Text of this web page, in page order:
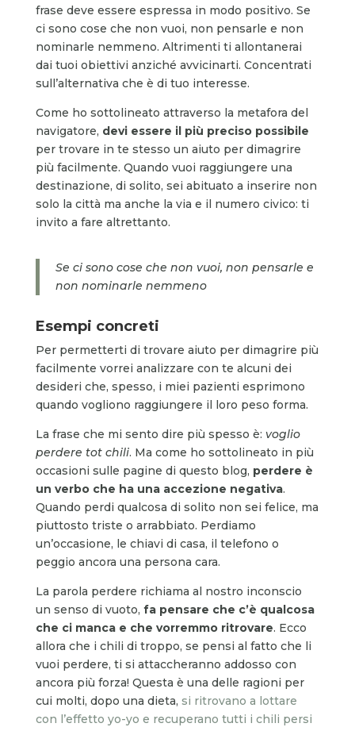
frase deve essere espressa in modo positivo. Se
ci sono cose che non vuoi, non pensarle e non
nominarle nemmeno. Altrimenti ti allontanerai
dai tuoi obiettivi anziché avvicinarti. Concentrati
sull’alternativa che è di tuo interesse.
Come ho sottolineato attraverso la metafora del
navigatore, devi essere il più preciso possibile
per trovare in te stesso un aiuto per dimagrire
più facilmente. Quando vuoi raggiungere una
destinazione, di solito, sei abituato a inserire non
solo la città ma anche la via e il numero civico: ti
invito a fare altrettanto.
Se ci sono cose che non vuoi, non pensarle e
non nominarle nemmeno
Esempi concreti
Per permetterti di trovare aiuto per dimagrire più
facilmente vorrei analizzare con te alcuni dei
desideri che, spesso, i miei pazienti esprimono
quando vogliono raggiungere il loro peso forma.
La frase che mi sento dire più spesso è: voglio
perdere tot chili. Ma come ho sottolineato in più
occasioni sulle pagine di questo blog, perdere è
un verbo che ha una accezione negativa.
Quando perdi qualcosa di solito non sei felice, ma
piuttosto triste o arrabbiato. Perdiamo
un’occasione, le chiavi di casa, il telefono o
peggio ancora una persona cara.
La parola perdere richiama al nostro inconscio
un senso di vuoto, fa pensare che c’è qualcosa
che ci manca e che vorremmo ritrovare. Ecco
allora che i chili di troppo, se pensi al fatto che li
vuoi perdere, ti si attaccheranno addosso con
ancora più forza! Questa è una delle ragioni per
cui molti, dopo una dieta, si ritrovano a lottare
con l’effetto yo-yo e recuperano tutti i chili persi